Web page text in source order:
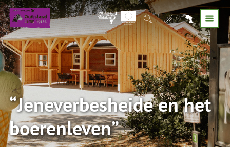
“Jeneverbesheide en het
boerenleven”